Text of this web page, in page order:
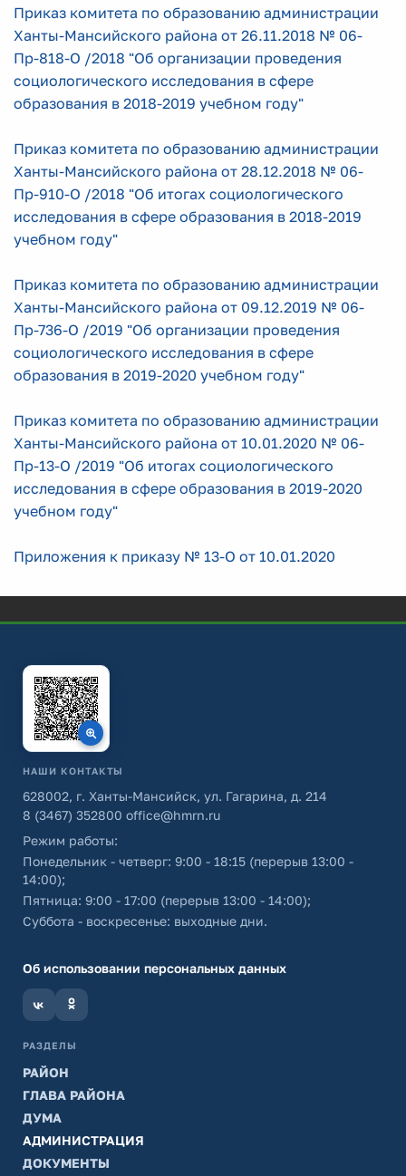
Приказ комитета по образованию администрации
Ханты-Мансийского района от 26.11.2018 № 06-
Пр-818-О /2018 "Об организации проведения
социологического исследования в сфере
образования в 2018-2019 учебном году"
Приказ комитета по образованию администрации
Ханты-Мансийского района от 28.12.2018 № 06-
Пр-910-О /2018 "Об итогах социологического
исследования в сфере образования в 2018-2019
учебном году"
Приказ комитета по образованию администрации
Ханты-Мансийского района от 09.12.2019 № 06-
Пр-736-О /2019 "Об организации проведения
социологического исследования в сфере
образования в 2019-2020 учебном году"
Приказ комитета по образованию администрации
Ханты-Мансийского района от 10.01.2020 № 06-
Пр-13-О /2019 "Об итогах социологического
исследования в сфере образования в 2019-2020
учебном году"
Приложения к приказу № 13-О от 10.01.2020
НАШИ КОНТАКТЫ
628002, г. Ханты-Мансийск, ул. Гагарина, д. 214
8 (3467) 352800 office@hmrn.ru
Режим работы:
Понедельник - четверг: 9:00 - 18:15 (перерыв 13:00 -
14:00);
Пятница: 9:00 - 17:00 (перерыв 13:00 - 14:00);
Суббота - воскресенье: выходные дни.
Об использовании персональных данных
РАЗДЕЛЫ
РАЙОН
ГЛАВА РАЙОНА
ДУМА
АДМИНИСТРАЦИЯ
ДОКУМЕНТЫ